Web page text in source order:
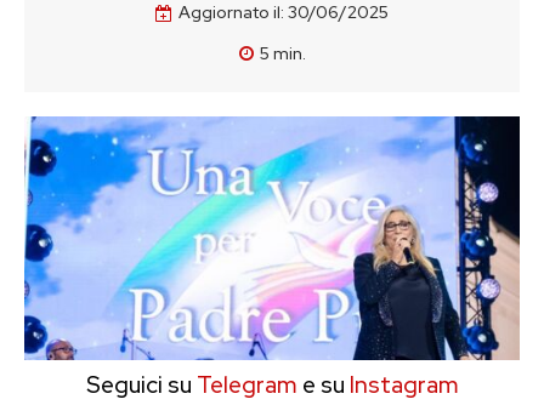
Aggiornato il: 30/06/2025
5 min.
Seguici su Telegram e su Instagram